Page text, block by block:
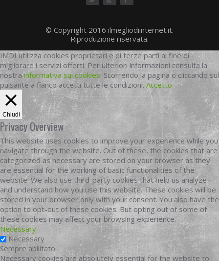
© Copyright 2016 ilmegliodiinternet.it.
Riproduzione riservata.
IMDI utilizza cookies proprietari e di terze parti al fine di
migliorare i servizi offerti. Per ulteriori informazioni consulta la
nostrainformativa sui cookies. Scorrendo la pagina o cliccando sul
pulsante a fianco accetti tutte le condizioni. Accetto
Chiudi
Privacy Overview
This website uses cookies to improve your experience while you
navigate through the website. Out of these, the cookies that are
categorized as necessary are stored on your browser as they
are essential for the working of basic functionalities of the
website. We also use third-party cookies that help us analyze
and understand how you use this website. These cookies will be
stored in your browser only with your consent. You also have the
option to opt-out of these cookies. But opting out of some of
these cookies may affect your browsing experience.
Necessary
Necessary
Sempre abilitato
Necessary cookies are absolutely essential for the website to